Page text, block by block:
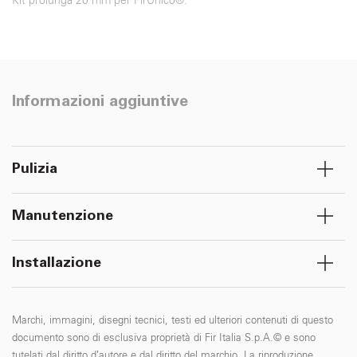
Informazioni aggiuntive
Pulizia
Manutenzione
Installazione
Marchi, immagini, disegni tecnici, testi ed ulteriori contenuti di questo
documento sono di esclusiva proprietà di Fir Italia S.p.A.© e sono